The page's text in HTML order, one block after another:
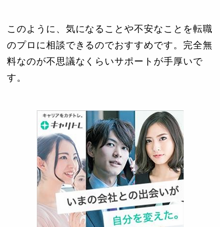
このように、気になることや不安なことを転職
のプロに相談できるのでおすすめです。完全無
料なのが不思議なくらいサポートが手厚いで
す。